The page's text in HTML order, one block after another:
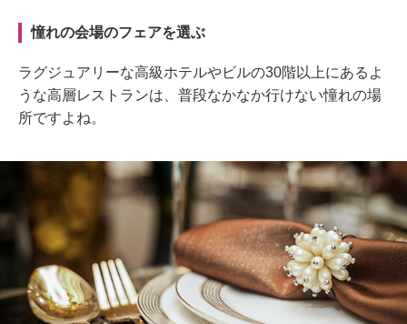
憧れの会場のフェアを選ぶ
ラグジュアリーな高級ホテルやビルの30階以上にあるよ
うな高層レストランは、普段なかなか行けない憧れの場
所ですよね。